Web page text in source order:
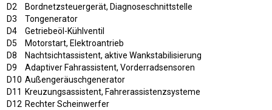
D2
Bordnetzsteuergerät, Diagnoseschnittstelle
D3
Tongenerator
D4
Getriebeöl-Kühlventil
D5
Motorstart, Elektroantrieb
D8
Nachtsichtassistent, aktive Wankstabilisierung
D9
Adaptiver Fahrassistent, Vorderradsensoren
D10 Außengeräuschgenerator
D11
Kreuzungsassistent, Fahrerassistenzsysteme
D12 Rechter Scheinwerfer